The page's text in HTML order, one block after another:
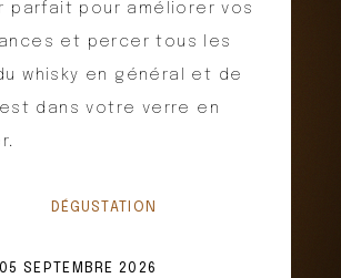
parfait pour améliorer vos
et percer tous les
whisky en général et de
dans votre verre en
DÉGUSTATION
05 SEPTEMBRE 2026